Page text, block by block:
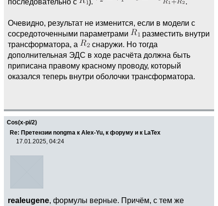
Очевидно, результат не изменится, если в модели с
сосредоточенными параметрами
разместить внутри
трансформатора, а
снаружи. Но тогда
дополнительная ЭДС в ходе расчёта должна быть
приписана правому красному проводу, который
оказался теперь внутри оболочки трансформатора.
Cos(x-pi/2)
Re: Претензии nongma к Alex-Yu, к форуму и к LaTex
17.01.2025, 04:24
realeugene, формулы верные. Причём, с тем же